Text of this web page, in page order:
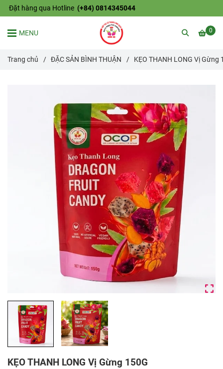
Đặt hàng qua Hotline (+84) 0814345044
0
MENU
Trang chủ / ĐẶC SẢN BÌNH THUẬN / KẸO THANH LONG Vị Gừng
KẸO THANH LONG Vị Gừng 150G